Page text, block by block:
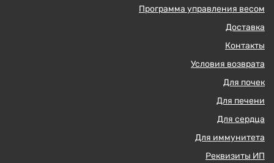
Программа управления весом
Доставка
Контакты
Условия возврата
Для почек
Для печени
Для сердца
Для иммунитета
Реквизиты ИП